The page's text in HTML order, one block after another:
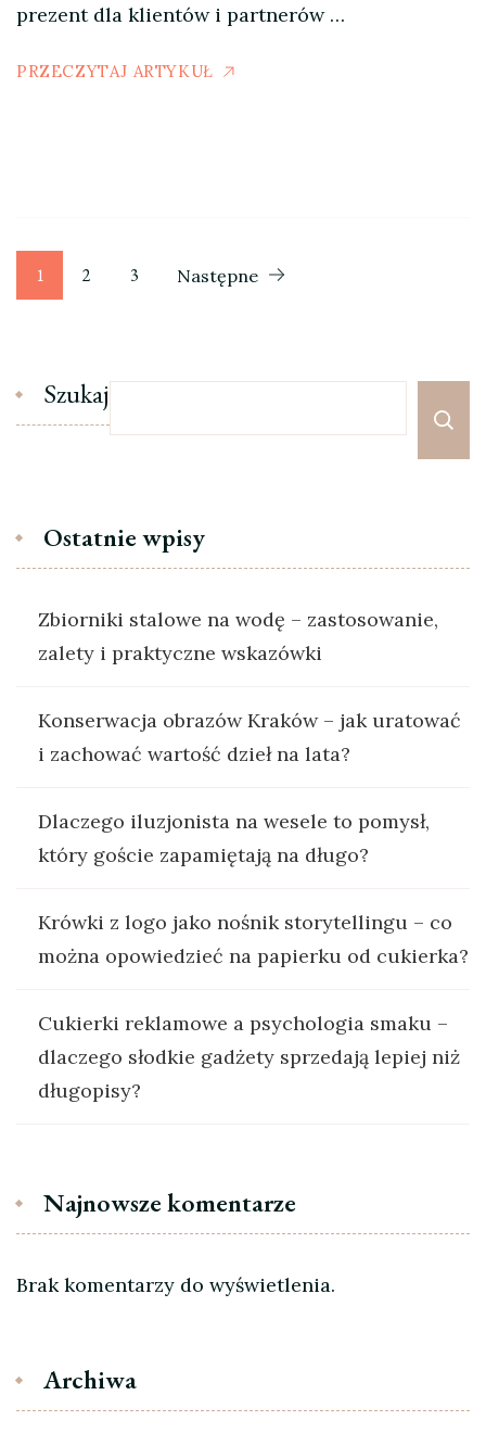
prezent dla klientów i partnerów …
PRZECZYTAJ ARTYKUŁ
Stronicowanie
Strona
1 Strona
2 Strona
3 Następne
Szukaj
Ostatnie wpisy
Zbiorniki stalowe na wodę – zastosowanie,
zalety i praktyczne wskazówki
Konserwacja obrazów Kraków – jak uratować
i zachować wartość dzieł na lata?
Dlaczego iluzjonista na wesele to pomysł,
który goście zapamiętają na długo?
Krówki z logo jako nośnik storytellingu – co
można opowiedzieć na papierku od cukierka?
Cukierki reklamowe a psychologia smaku –
dlaczego słodkie gadżety sprzedają lepiej niż
długopisy?
Najnowsze komentarze
Brak komentarzy do wyświetlenia.
Archiwa